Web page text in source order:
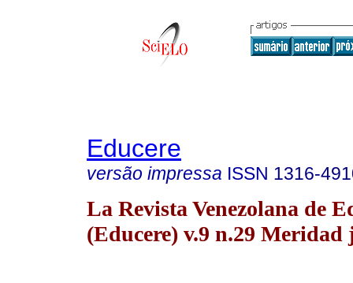
Educere
versão impressa ISSN 1316-
La Revista Venezolana de
(Educere) v.9 n.29 Meridad